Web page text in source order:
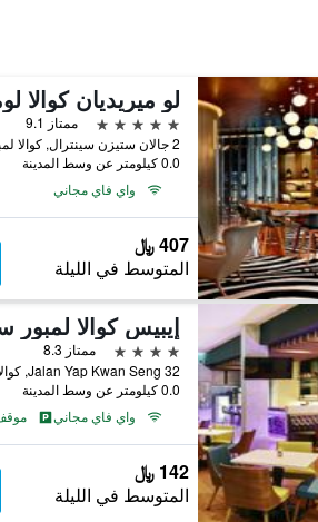
لو ميريديان كوالا
5 نجوم
ممتاز 9.1
2 جالان ستيزن سينترال, كوالا لمبور, ماليزيا
0.0 كيلومتر عن وسط المدينة
واي فاي مجاني
407 ﷼
المتوسط في الليلة
إيبيس كوالا لمبور
4 نجوم
ممتاز 8.3
32 Jalan Yap Kwan Seng, كوالا لمبور, ماليزيا
0.0 كيلومتر عن وسط المدينة
واي فاي مجاني
142 ﷼
المتوسط في الليلة